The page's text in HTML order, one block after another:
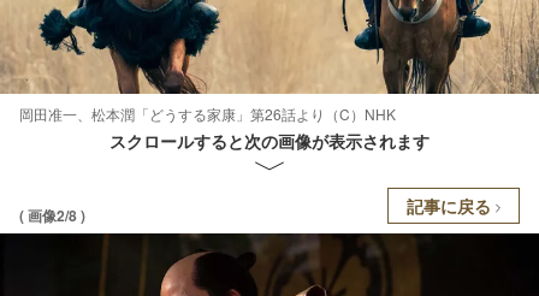
岡田准一、松本潤「どうする家康」第26話より（C）NHK
スクロールすると次の画像が表示されます
( 画像2/8 ) 記事に戻る